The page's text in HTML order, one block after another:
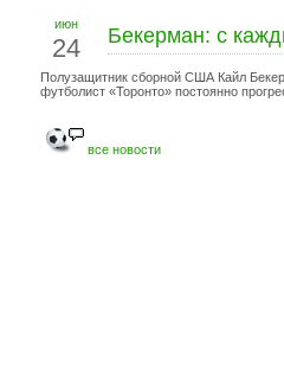
июн
24 Бекерман: с
Полузащитник сборной США Кайл
футболист «Торонто» постоянно
все новости